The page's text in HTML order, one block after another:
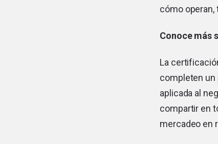
cómo operan,
Conoce más
La
completen
aplicada al
compartir en
mercadeo en